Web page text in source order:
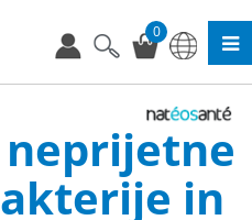
0
neprijetne
in